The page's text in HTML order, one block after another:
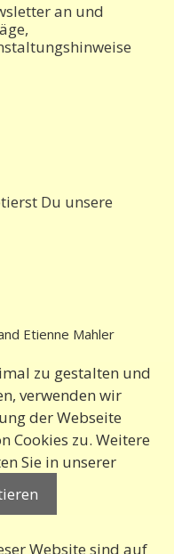
an und
Du unsere
Etienne Mahler
zu gestalten und
verwenden wir
der Webseite
Cookies zu. Weitere
Sie in unserer
Website sind auf